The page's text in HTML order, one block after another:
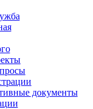
документы